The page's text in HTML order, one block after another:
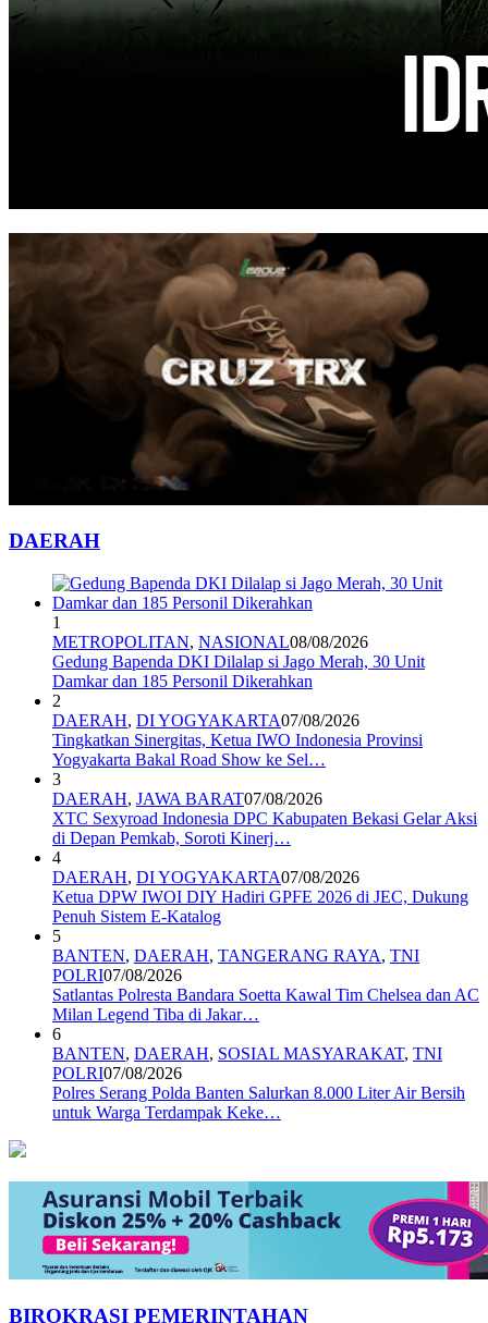
DAERAH
1
METROPOLITAN, NASIONAL08/08/2026
Gedung Bapenda DKI Dilalap si Jago Merah, 30 Unit
Damkar dan 185 Personil Dikerahkan
2
DAERAH, DI YOGYAKARTA07/08/2026
Tingkatkan Sinergitas, Ketua IWO Indonesia Provinsi
Yogyakarta Bakal Road Show ke Sel…
3
DAERAH, JAWA BARAT07/08/2026
XTC Sexyroad Indonesia DPC Kabupaten Bekasi Gelar Aksi
di Depan Pemkab, Soroti Kinerj…
4
DAERAH, DI YOGYAKARTA07/08/2026
Ketua DPW IWOI DIY Hadiri GPFE 2026 di JEC, Dukung
Penuh Sistem E-Katalog
5
BANTEN, DAERAH, TANGERANG RAYA, TNI
POLRI07/08/2026
Satlantas Polresta Bandara Soetta Kawal Tim Chelsea dan AC
Milan Legend Tiba di Jakar…
6
BANTEN, DAERAH, SOSIAL MASYARAKAT, TNI
POLRI07/08/2026
Polres Serang Polda Banten Salurkan 8.000 Liter Air Bersih
untuk Warga Terdampak Keke…
BIROKRASI PEMERINTAHAN